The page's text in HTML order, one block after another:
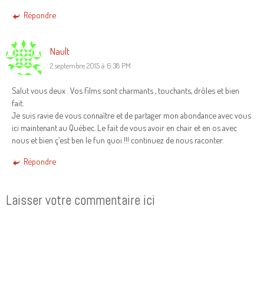
Répondre
Nault
2 septembre 2015 à 6:38 PM
Salut vous deux . Vos films sont charmants , touchants, drôles et bien
fait.
Je suis ravie de vous connaître et de partager mon abondance avec vous
ici maintenant au Québec. Le fait de vous avoir en chair et en os avec
nous et bien ç’est ben le fun quoi !!! continuez de nous raconter.
Répondre
Laisser votre commentaire ici